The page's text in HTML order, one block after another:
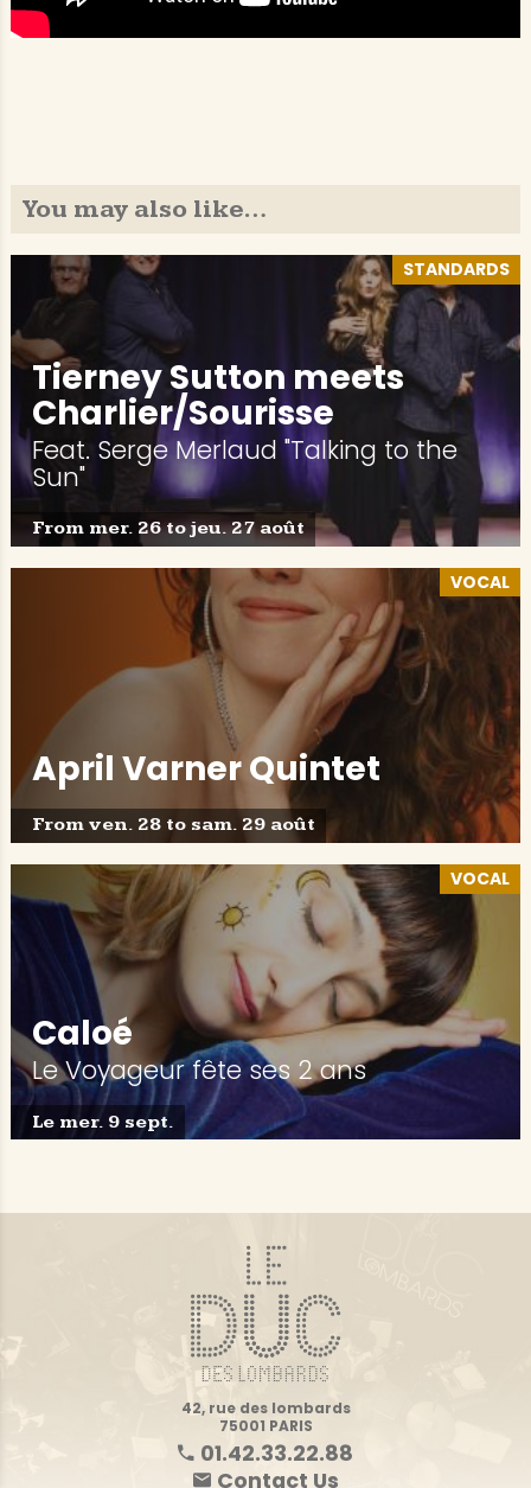
You may also like…
STANDARDS
Tierney Sutton meets
Charlier/Sourisse
Feat. Serge Merlaud "Talking to the
Sun"
From mer. 26 to jeu. 27 août
VOCAL
April Varner Quintet
From ven. 28 to sam. 29 août
VOCAL
Caloé
Le Voyageur fête ses 2 ans
Le mer. 9 sept.
42, rue des lombards
75001 PARIS
01.42.33.22.88
Contact Us